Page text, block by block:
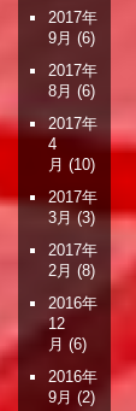
2017年
9月 (6)
2017年
8月 (6)
2017年
4
月 (10)
2017年
3月 (3)
2017年
2月 (8)
2016年
12
月 (6)
2016年
9月 (2)